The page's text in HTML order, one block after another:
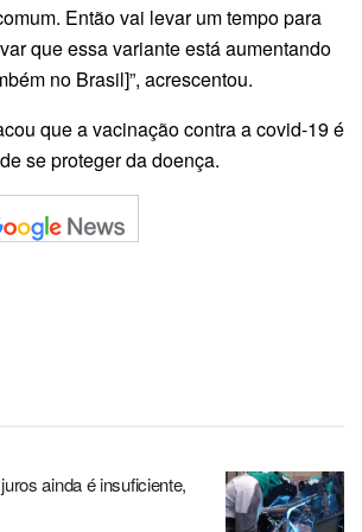
Então vai levar um tempo para
que essa variante está aumentando
no Brasil]”, acrescentou.
que a vacinação contra a covid-19 é
se proteger da doença.
ainda é insuficiente,